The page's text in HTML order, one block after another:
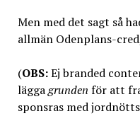
Men med det sagt så
allmän Odenplans-
(OBS:Ej branded
läggagrunden för att
sponsras med